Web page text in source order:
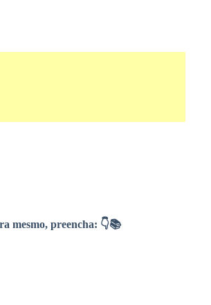
mesmo, preencha: 👇📚